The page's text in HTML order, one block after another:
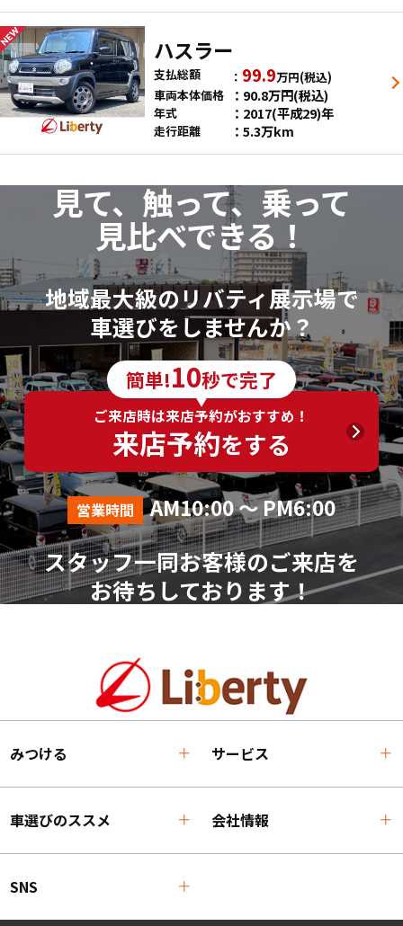
ハスラー
支払総額 99.9万円(税込)
車両本体価格
90.8万円(税込)
年式 2017(平成29)年
走行距離 5.3万km
見て、触って、乗って
見比べできる！
地域最大級のリバティ展示場で
車選びをしませんか？
簡単!10秒で完了
ご来店時は来店予約がおすすめ！
来店予約をする
営業時間 AM10:00 ～ PM6:00
スタッフ一同お客様のご来店を
お待ちしております！
みつける サービス
車選びのススメ 会社情報
SNS